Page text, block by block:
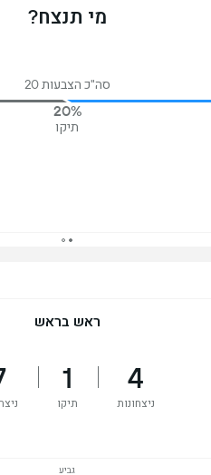
מי תנצח?
סה"כ הצבעות 20
20%
תיקו
ראש בראש
4
ניצחונות
1
תיקו
גביע